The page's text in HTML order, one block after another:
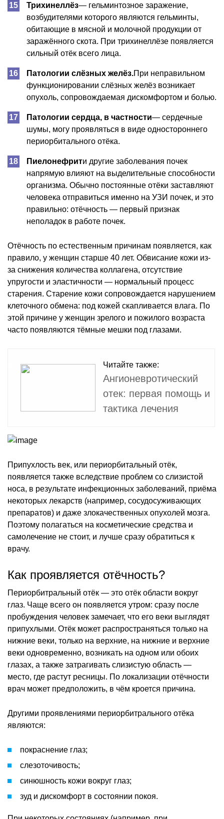
Трихинеллёз— гельминтозное заражение,
возбудителями которого являются гельминты,
обитающие в мясной и молочной продукции от
заражённого скота. При трихинеллёзе появляется
сильный отёк всего лица.
Патологии слёзных желёз.При неправильном
функционировании слёзных желёз возникает
опухоль, сопровождаемая дискомфортом и болью.
Патологии сердца, в частности— сердечные
шумы, могу проявляться в виде одностороннего
периорбитального отёка.
Пиелонефрити другие заболевания почек
напрямую влияют на выделительные способности
организма. Обычно постоянные отёки заставляют
человека отправиться именно на УЗИ почек, и это
правильно: отёчность — первый признак
неполадок в работе почек.
Отёчность по естественным причинам появляется, как
правило, у женщин старше 40 лет. Обвисание кожи из-
за снижения количества коллагена, отсутствие
упругости и эластичности — нормальный процесс
старения. Старение кожи сопровождается нарушением
клеточного обмена: под кожей скапливается влага. По
этой причине у женщин зрелого и пожилого возраста
часто появляются тёмные мешки под глазами.
Читайте также:
Ангионевротический
отек: первая помощь и
тактика лечения
Припухлость век, или периорбитальный отёк,
появляется также вследствие проблем со слизистой
носа, в результате инфекционных заболеваний, приёма
некоторых лекарств (например, сосудосуживающих
препаратов) и даже злокачественных опухолей мозга.
Поэтому полагаться на косметические средства и
самолечение не стоит, и лучше сразу обратиться к
врачу.
Как проявляется отёчность?
Периорбитральный отёк — это отёк области вокруг
глаз. Чаще всего он появляется утром: сразу после
пробуждения человек замечает, что его веки выглядят
припухлыми. Отёк может распространяться только на
нижние веки, только на верхние, на нижние и верхние
веки одновременно, возникать на одном или обоих
глазах, а также затрагивать слизистую область —
место, где растут ресницы. По локализации отёчности
врач может предположить, в чём кроется причина.
Другими проявлениями периорбитрального отёка
являются:
покраснение глаз;
слезоточивость;
синюшность кожи вокруг глаз;
зуд и дискомфорт в состоянии покоя.